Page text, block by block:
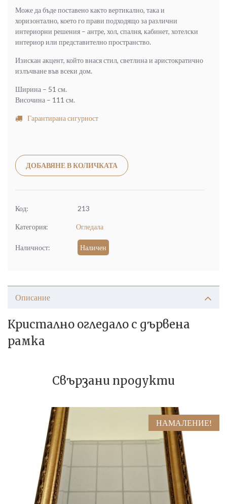
Може да бъде поставено както вертикално, така и
хоризонтално, което го прави подходящо за различни
интериорни решения – антре, хол, спалня, кабинет, хотелски
интериор или представително пространство.
Изискан акцент, който внася стил, светлина и аристократично
излъчване във всеки дом.
Ширина – 51 см.
Височина – 111 см.
Гарантирана сигурност
ДОБАВЯНЕ В КОЛИЧКАТА
Код: 213
Категория: Огледала
Наличност: Наличен
Описание
Кристално огледало с дървена
рамка
Свързани продукти
НАМАЛЕНИЕ!